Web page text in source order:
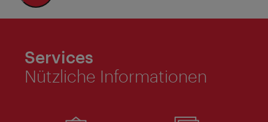
Services
Nützliche Informationen